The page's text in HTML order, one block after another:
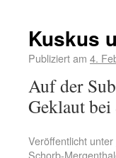
Kuskus
Publiziert am 4.
Auf der
Geklaut
Veröffentlicht unter
Schorb-